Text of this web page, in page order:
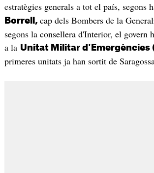
estratègies generals a tot el país, segons
Borrell, cap dels Bombers de la
segons la consellera d'Interior, el govern
a la Unitat Militar d'Emergències
primeres unitats ja han sortit de